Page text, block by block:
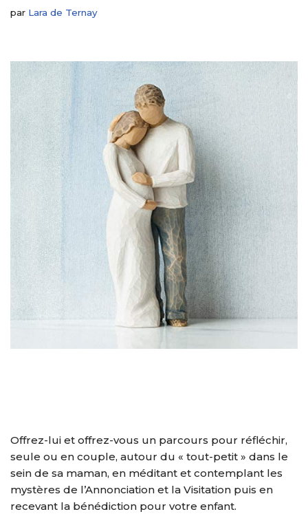
par Lara de Ternay
Offrez-lui et offrez-vous un parcours pour réfléchir,
seule ou en couple, autour du « tout-petit » dans le
sein de sa maman, en méditant et contemplant les
mystères de l’Annonciation et la Visitation puis en
recevant la bénédiction pour votre enfant.